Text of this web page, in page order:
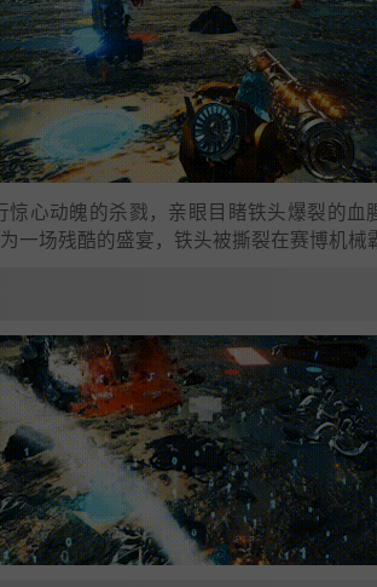
惊心动魄的杀戮，亲眼目睹铁头爆裂的
一场残酷的盛宴，铁头被撕裂在赛博机械